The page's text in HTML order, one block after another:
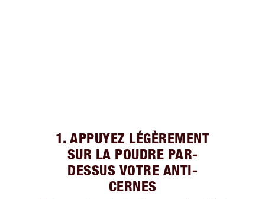
1. APPUYEZ LÉGÈREMENT
SUR LA POUDRE PAR-
DESSUS VOTRE ANTI-
CERNES